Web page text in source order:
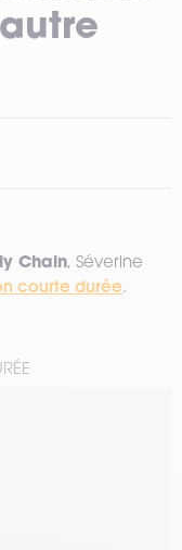
Chain, Séverine
courte durée.